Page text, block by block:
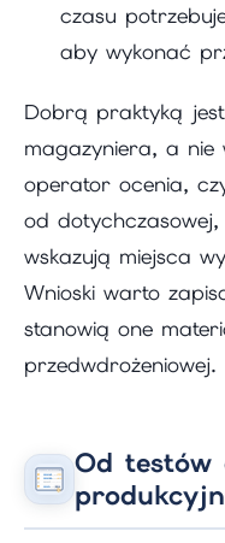
czasu
aby wykonać
Dobrą praktyką
magazyniera, a nie
operator ocenia,
od
wskazują miejsca
Wnioski warto
stanowią one
przedwdrożeniowej.
Od testów